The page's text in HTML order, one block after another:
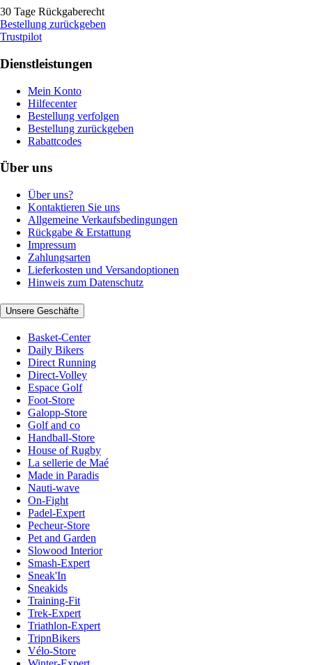
30 Tage Rückgaberecht
Bestellung zurückgeben
Trustpilot
Dienstleistungen
Mein Konto
Hilfecenter
Bestellung verfolgen
Bestellung zurückgeben
Rabattcodes
Über uns
Über uns?
Kontaktieren Sie uns
Allgemeine Verkaufsbedingungen
Rückgabe & Erstattung
Impressum
Zahlungsarten
Lieferkosten und Versandoptionen
Hinweis zum Datenschutz
Unsere Geschäfte
Basket-Center
Daily Bikers
Direct Running
Direct-Volley
Espace Golf
Foot-Store
Galopp-Store
Golf and co
Handball-Store
House of Rugby
La sellerie de Maé
Made in Paradis
Nauti-wave
On-Fight
Padel-Expert
Pecheur-Store
Pet and Garden
Slowood Interior
Smash-Expert
Sneak'In
Sneakids
Training-Fit
Trek-Expert
Triathlon-Expert
TripnBikers
Vélo-Store